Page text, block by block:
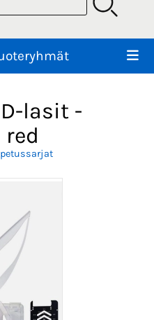
lasit -